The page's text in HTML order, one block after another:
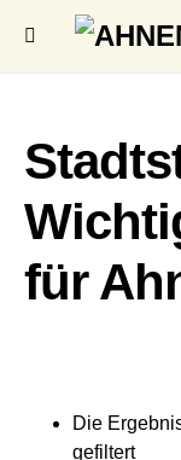
für
Die
gefiltert